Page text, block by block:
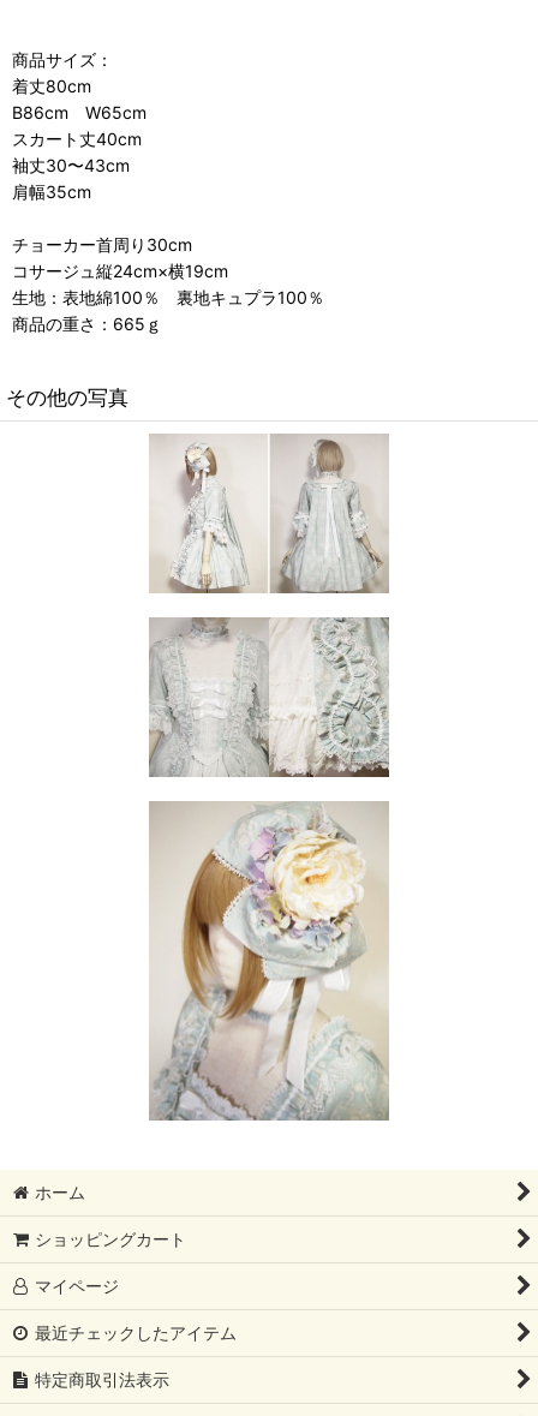
商品サイズ：
着丈80cm
B86cm W65cm
スカート丈40cm
袖丈30〜43cm
肩幅35cm
チョーカー首周り30cm
コサージュ縦24cm×横19cm
生地：表地綿100％ 裏地キュプラ100％
商品の重さ：665ｇ
その他の写真
ホーム
ショッピングカート
マイページ
最近チェックしたアイテム
特定商取引法表示